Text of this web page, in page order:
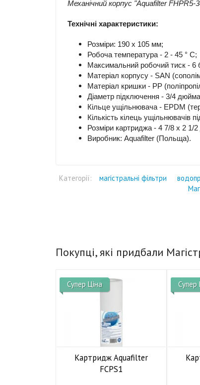
Механічний корпус "Aquafilter
Технічні характеристики:
Розміри: 190 x 105 мм;
Робоча температура - 2 - 45 ° C;
Максимальний робочий тиск - 6
Матеріал корпусу - SAN
Матеріал кришки - PP
Діаметр підключення - 3/4
Кільце ущільнювача - EPDM
Кількість кілець ущільнювачів
Розміри картриджа - 4 7/8 x 2 1/
Виробник: Aquafilter (Польща).
Категорії: магістральні фільтри
Покупці, які придбали
Супер Ціна
Картридж Aquafilter
FCPS1
Супер